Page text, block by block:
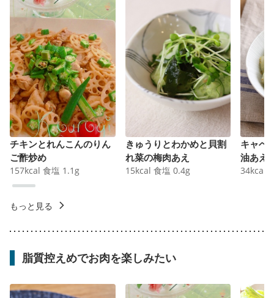
チキンとれんこんのりん
ご酢炒め
157kcal 食塩 1.1 g
きゅうりとわかめと貝割
れ菜の梅肉あえ
15kcal 食塩 0.4g
キャベ
油あえ
34kcal
もっと見る
脂質控えめでお肉を楽しみたい